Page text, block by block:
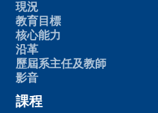
現況
教育目標
核心能力
沿革
歷屆系主任及教師
影音
課程